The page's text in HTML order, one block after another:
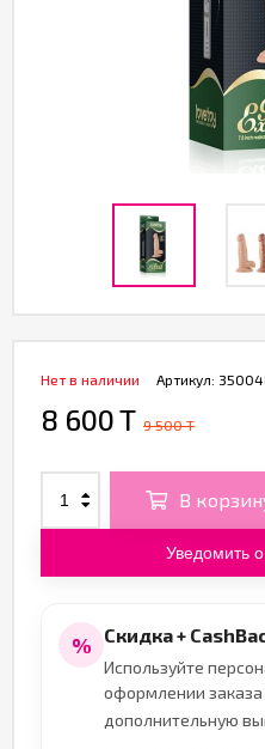
Артикул:
Нет в наличии
8 600 T 9 500 T
В
Уведомить
% Скидка +
Используйте
оформлении заказа
дополнительную